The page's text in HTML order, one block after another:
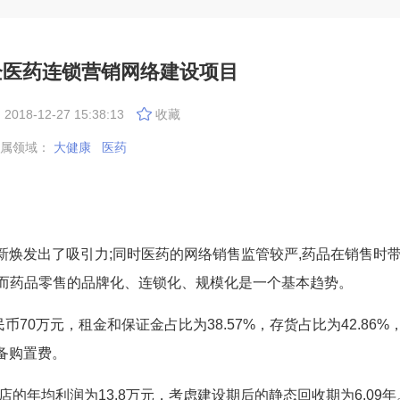
药连锁营销网络建设项目
2018-12-27 15:38:13 收藏
领域： 大健康 医药
出了吸引力;同时医药的网络销售监管较严,药品在销售时
品零售的品牌化、连锁化、规模化是一个基本趋势。
万元，租金和保证金占比为38.57%，存货占比为42.86%
置费。
年均利润为13.8万元，考虑建设期后的静态回收期为6.09年